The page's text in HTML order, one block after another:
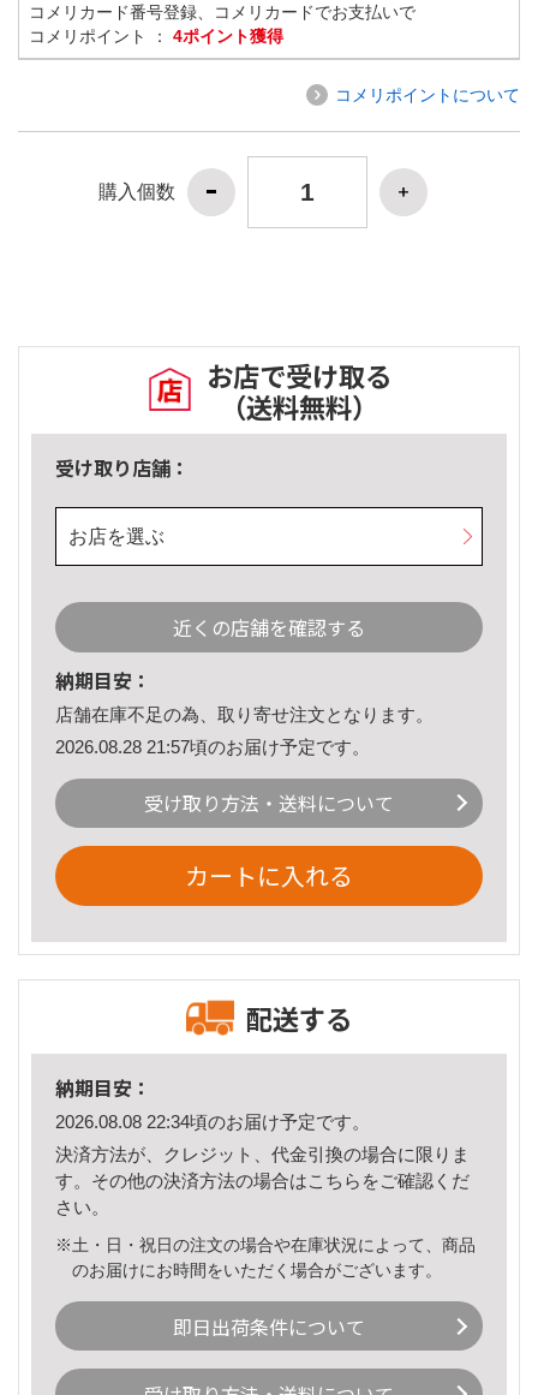
コメリカード番号登録、コメリカードでお支払いで
コメリポイント ： 4ポイント獲得
コメリポイントについて
購入個数
お店で受け取る
（送料無料）
受け取り店舗：
お店を選ぶ
近くの店舗を確認する
納期目安：
店舗在庫不足の為、取り寄せ注文となります。
2026.08.28 21:57頃のお届け予定です。
受け取り方法・送料について
カートに入れる
配送する
納期目安：
2026.08.08 22:34頃のお届け予定です。
決済方法が、クレジット、代金引換の場合に限りま
す。その他の決済方法の場合はこちら をご確認くだ
さい。
※土・日・祝日の注文の場合や在庫状況によって、商品
のお届けにお時間をいただく場合がございます。
即日出荷条件について